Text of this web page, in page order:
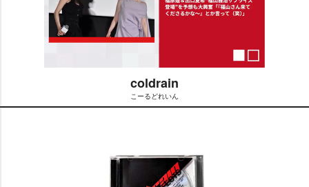
M
coldrain
こーるどれいん